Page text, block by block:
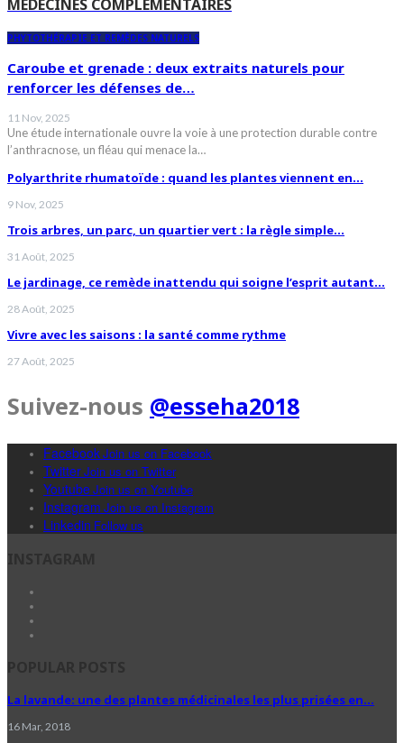
MÉDECINES COMPLÉMENTAIRES
PHYTOTHÉRAPIE ET REMÈDES NATURELS
Caroube et grenade : deux extraits naturels pour
renforcer les défenses de…
11 Nov, 2025
Une étude internationale ouvre la voie à une protection durable contre
l’anthracnose, un fléau qui menace la…
Polyarthrite rhumatoïde : quand les plantes viennent en…
9 Nov, 2025
Trois arbres, un parc, un quartier vert : la règle simple…
31 Août, 2025
Le jardinage, ce remède inattendu qui soigne l’esprit autant…
28 Août, 2025
Vivre avec les saisons : la santé comme rythme
27 Août, 2025
Suivez-nous @esseha2018
FacebookJoin us on Facebook
TwitterJoin us on Twitter
YoutubeJoin us on Youtube
Instagram Join us on Instagram
Linkedin Follow us
La lavande: une des plantes médicinales les plus prisées en…
16 Mar, 2018